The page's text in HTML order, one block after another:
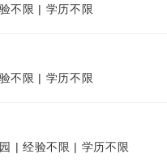
不限 | 学历不限
不限 | 学历不限
| 经验不限 | 学历不限